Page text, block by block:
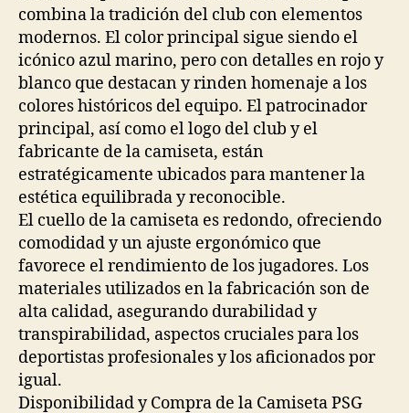
combina la tradición del club con elementos
modernos. El color principal sigue siendo el
icónico azul marino, pero con detalles en rojo y
blanco que destacan y rinden homenaje a los
colores históricos del equipo. El patrocinador
principal, así como el logo del club y el
fabricante de la camiseta, están
estratégicamente ubicados para mantener la
estética equilibrada y reconocible.
El cuello de la camiseta es redondo, ofreciendo
comodidad y un ajuste ergonómico que
favorece el rendimiento de los jugadores. Los
materiales utilizados en la fabricación son de
alta calidad, asegurando durabilidad y
transpirabilidad, aspectos cruciales para los
deportistas profesionales y los aficionados por
igual.
Disponibilidad y Compra de la Camiseta PSG